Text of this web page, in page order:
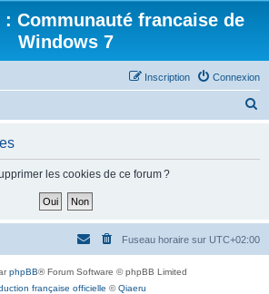
: Communauté francaise de
Windows 7
Connexion
Inscription
h
les cookies de ce forum ?
Fuseau horaire sur UTC+02:00
phpBB® Forum Software © phpBB Limited
française officielle ©Qiaeru